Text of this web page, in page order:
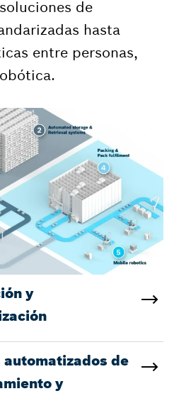
de
hasta
entre personas,
y
automatizados de
y